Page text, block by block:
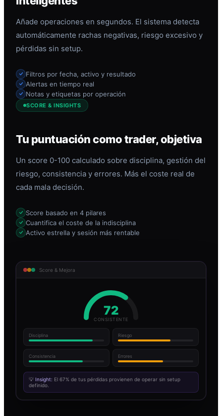
Añade operaciones en segundos. El sistema detecta
automáticamente rachas negativas, riesgo excesivo y
pérdidas sin setup.
Filtros por fecha, activo y resultado
Alertas en tiempo real
Notas y etiquetas por operación
SCORE & INSIGHTS
Tu puntuación como trader, objetiva
Un score 0-100 calculado sobre disciplina, gestión del
riesgo, consistencia y errores. Más el coste real de
cada mala decisión.
Score basado en 4 pilares
Cuantifica el coste de la indisciplina
Activo estrella y sesión más rentable
Score & Mejora
72
CONSISTENTE
Disciplina Riesgo
Consistencia Errores
💡 Insight: El 67% de tus pérdidas provienen de operar sin setup
definido.